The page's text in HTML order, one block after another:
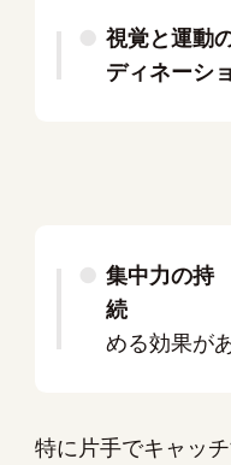
視覚と運動
ディネーシ
集中力の持
める効果が
特に片手でキャッ